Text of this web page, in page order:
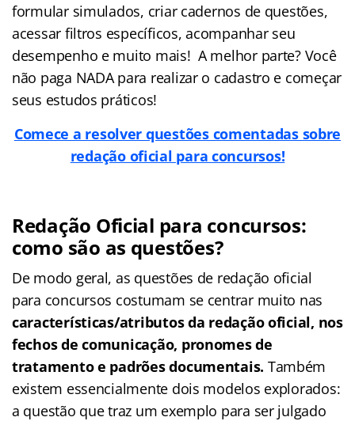
formular simulados, criar cadernos de questões,
acessar filtros específicos, acompanhar seu
desempenho e muito mais! A melhor parte? Você
não paga NADA para realizar o cadastro e começar
seus estudos práticos!
Comece a resolver questões comentadas sobre
redação oficial para concursos!
Redação Oficial para concursos:
como são as questões?
De modo geral, as questões de redação oficial
para concursos costumam se centrar muito nas
características/atributos da redação oficial, nos
fechos de comunicação, pronomes de
tratamento e padrões documentais. Também
existem essencialmente dois modelos explorados:
a questão que traz um exemplo para ser julgado